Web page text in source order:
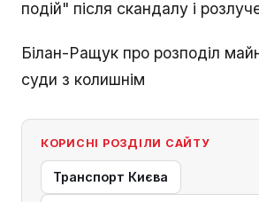
подій" після скандалу і
Білан-Ращук про розподіл
суди з колишнім
КОРИСНІ РОЗДІЛИ САЙТУ
Транспорт Києва